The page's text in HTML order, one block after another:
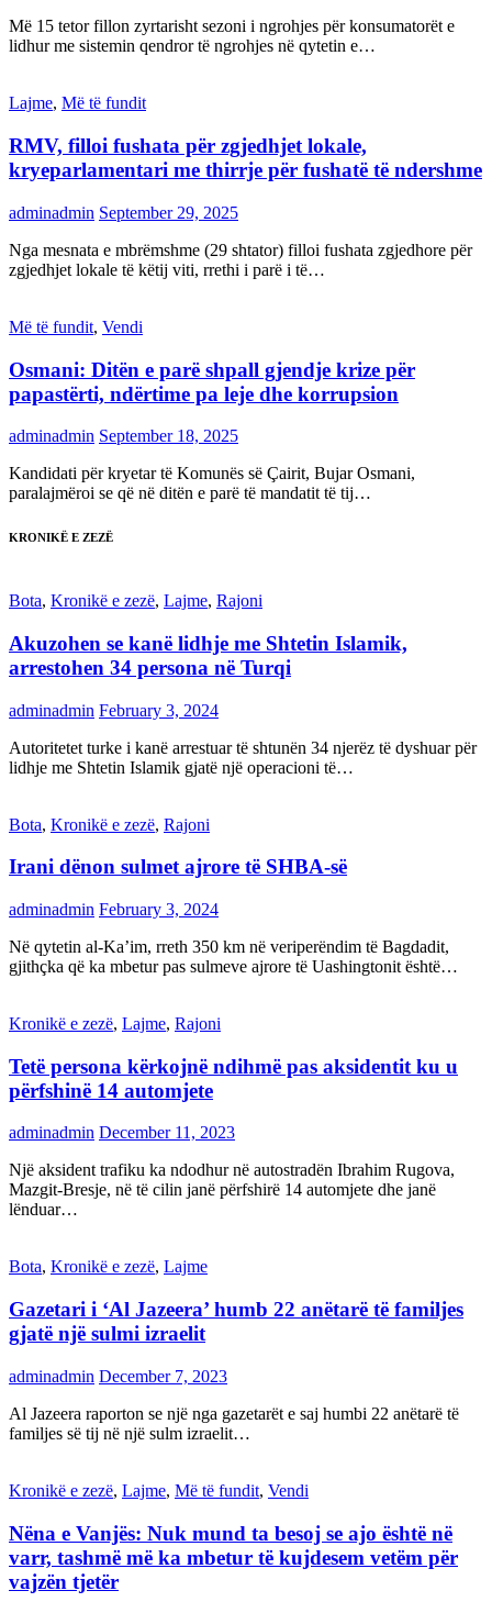
Më 15 tetor fillon zyrtarisht sezoni i ngrohjes për konsumatorët e
lidhur me sistemin qendror të ngrohjes në qytetin e…
Lajme, Më të fundit
RMV, filloi fushata për zgjedhjet lokale,
kryeparlamentari me thirrje për fushatë të ndershme
adminadmin September 29, 2025
Nga mesnata e mbrëmshme (29 shtator) filloi fushata zgjedhore për
zgjedhjet lokale të këtij viti, rrethi i parë i të…
Më të fundit, Vendi
Osmani: Ditën e parë shpall gjendje krize për
papastërti, ndërtime pa leje dhe korrupsion
adminadmin September 18, 2025
Kandidati për kryetar të Komunës së Çairit, Bujar Osmani,
paralajmëroi se që në ditën e parë të mandatit të tij…
KRONIKË E ZEZË
Bota, Kronikë e zezë, Lajme, Rajoni
Akuzohen se kanë lidhje me Shtetin Islamik,
arrestohen 34 persona në Turqi
adminadmin February 3, 2024
Autoritetet turke i kanë arrestuar të shtunën 34 njerëz të dyshuar për
lidhje me Shtetin Islamik gjatë një operacioni të…
Bota, Kronikë e zezë, Rajoni
Irani dënon sulmet ajrore të SHBA-së
adminadmin February 3, 2024
Në qytetin al-Ka’im, rreth 350 km në veriperëndim të Bagdadit,
gjithçka që ka mbetur pas sulmeve ajrore të Uashingtonit është…
Kronikë e zezë, Lajme, Rajoni
Tetë persona kërkojnë ndihmë pas aksidentit ku u
përfshinë 14 automjete
adminadmin December 11, 2023
Një aksident trafiku ka ndodhur në autostradën Ibrahim Rugova,
Mazgit-Bresje, në të cilin janë përfshirë 14 automjete dhe janë
lënduar…
Bota, Kronikë e zezë, Lajme
Gazetari i ‘Al Jazeera’ humb 22 anëtarë të familjes
gjatë një sulmi izraelit
adminadmin December 7, 2023
Al Jazeera raporton se një nga gazetarët e saj humbi 22 anëtarë të
familjes së tij në një sulm izraelit…
Kronikë e zezë, Lajme, Më të fundit, Vendi
Nëna e Vanjës: Nuk mund ta besoj se ajo është në
varr, tashmë më ka mbetur të kujdesem vetëm për
vajzën tjetër